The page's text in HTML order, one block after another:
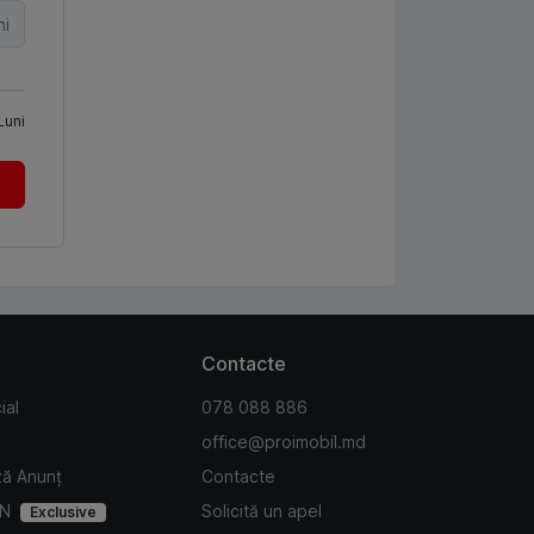
Anunț
Exclusive
Contacte
078 088 886
office@proimobil.md
Contacte
Solicită un apel